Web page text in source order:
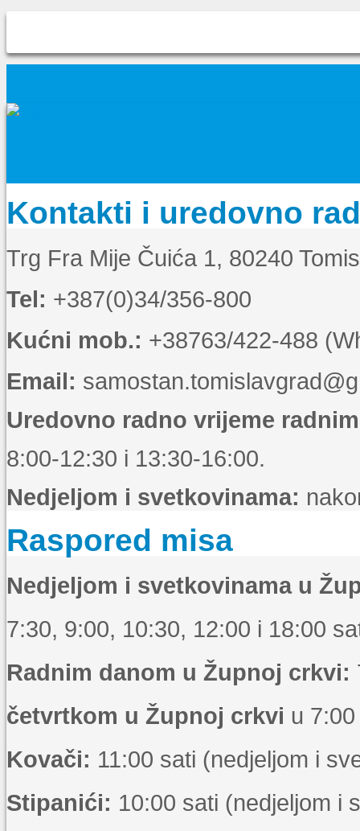
Kontakti i uredovno
Trg Fra Mije Čuića 1, 80240
Tel: +387(0)34/356-800
Kućni mob.: +38763/422-488
Email:
Uredovno radno vrijeme
8:00-12:30 i 13:30-16:00.
Nedjeljom i svetkovinama:
Raspored misa
Nedjeljom i svetkovinama u
7:30, 9:00, 10:30, 12:00 i 18:00
Radnim danom u Župnoj crkvi:
četvrtkom u Župnoj crkvi u
Kovači: 11:00 sati (nedjeljom i
Stipanići: 10:00 sati (nedjeljom i